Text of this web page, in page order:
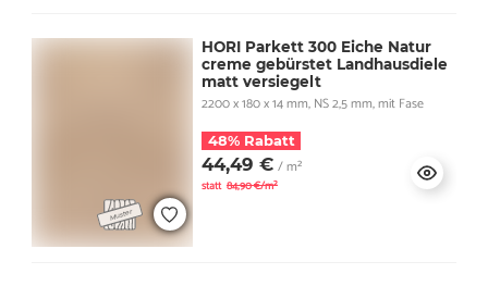
HORI Parkett 300 Eiche Natur
creme gebürstet Landhausdiele
matt versiegelt
2200 x 180 x 14 mm, NS 2,5 mm, mit Fase
48% Rabatt
44,49 € / m²
statt 84,90 €/m²